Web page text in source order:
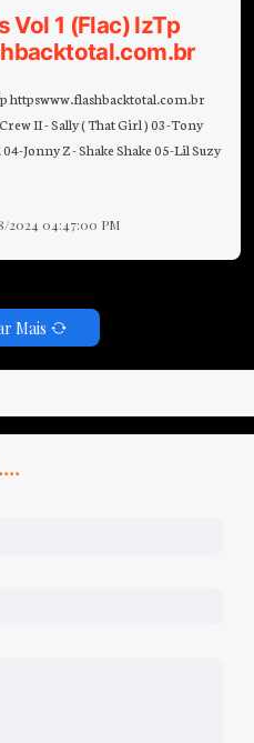
Vol 1 (Flac) IzTp
httpswww.flashbacktotal.com.br
II - Sally ( That Girl ) 03-Tony
Jonny Z - Shake Shake 05-Lil Suzy
2024 04:47:00 PM
Mais